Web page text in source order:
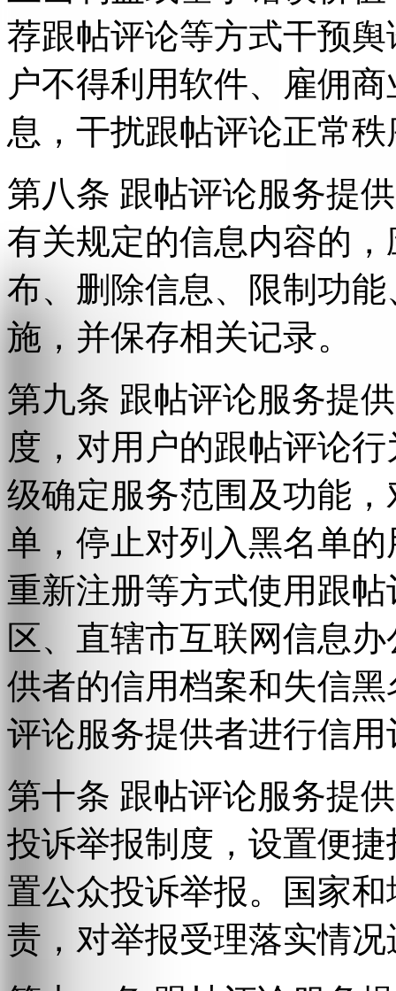
荐跟帖评论等方式干预
户不得利用软件、雇佣
息，干扰跟帖评论正常
第八条 跟帖评论服务提
有关规定的信息内容的
布、删除信息、限制功
施，并保存相关记录。
第九条 跟帖评论服务提
度，对用户的跟帖评论
级确定服务范围及功能
单，停止对列入黑名单
重新注册等方式使用跟
区、直辖市互联网信息
供者的信用档案和失信
评论服务提供者进行信用
第十条 跟帖评论服务提
投诉举报制度，设置便
置公众投诉举报。国家
责，对举报受理落实情